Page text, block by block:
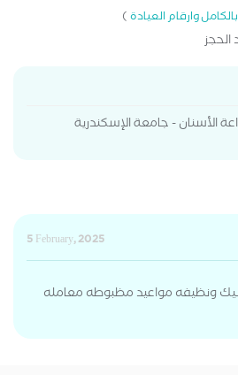
وارقام العيادة)
الأسنان - جامعة الإسكندرية
5 February, 2025
ونظيفه مواعيد مظبوطه معامله